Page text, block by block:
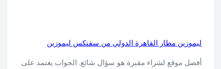
ليموزين مطار القاهرة الدولي من سفنكس ليموزين
أفضل موقع لشراء مقبرة هو سؤال شائع. الجواب يعتمد على